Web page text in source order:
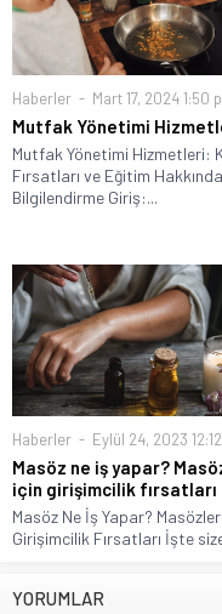
Haberler Mart 17, 2024 1:50
Mutfak Yönetimi
Mutfak Yönetimi Hizmetleri:
Fırsatları ve Eğitim Hakkında
Bilgilendirme Giriş:...
Haberler Eylül 24, 2023
Masöz ne iş yapar?
için girişimcilik fırsatları
Masöz Ne İş Yapar?
Girişimcilik Fırsatları İşte
YORUMLAR